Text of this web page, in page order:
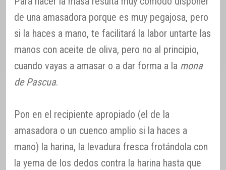
de una amasadora porque es muy pegajosa, pero
si la haces a mano, te facilitará la labor untarte las
manos con aceite de oliva, pero no al principio,
cuando vayas a amasar o a dar forma a la mona
de Pascua.
Pon en el recipiente apropiado (el de la
amasadora o un cuenco amplio si la haces a
mano) la harina, la levadura fresca frotándola con
la yema de los dedos contra la harina hasta que